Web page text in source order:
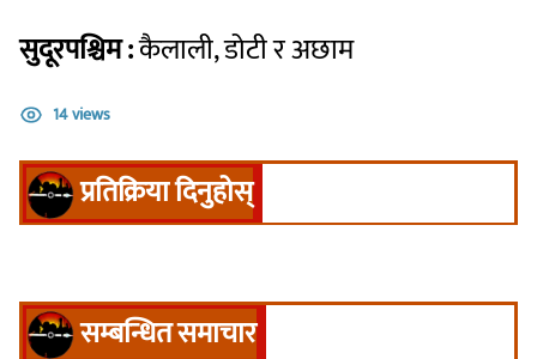
सुदूरपश्चिम :कैलाली, डोटी र अछाम
14 views
प्रतिक्रिया दिनुहोस्
सम्बन्धित समाचार